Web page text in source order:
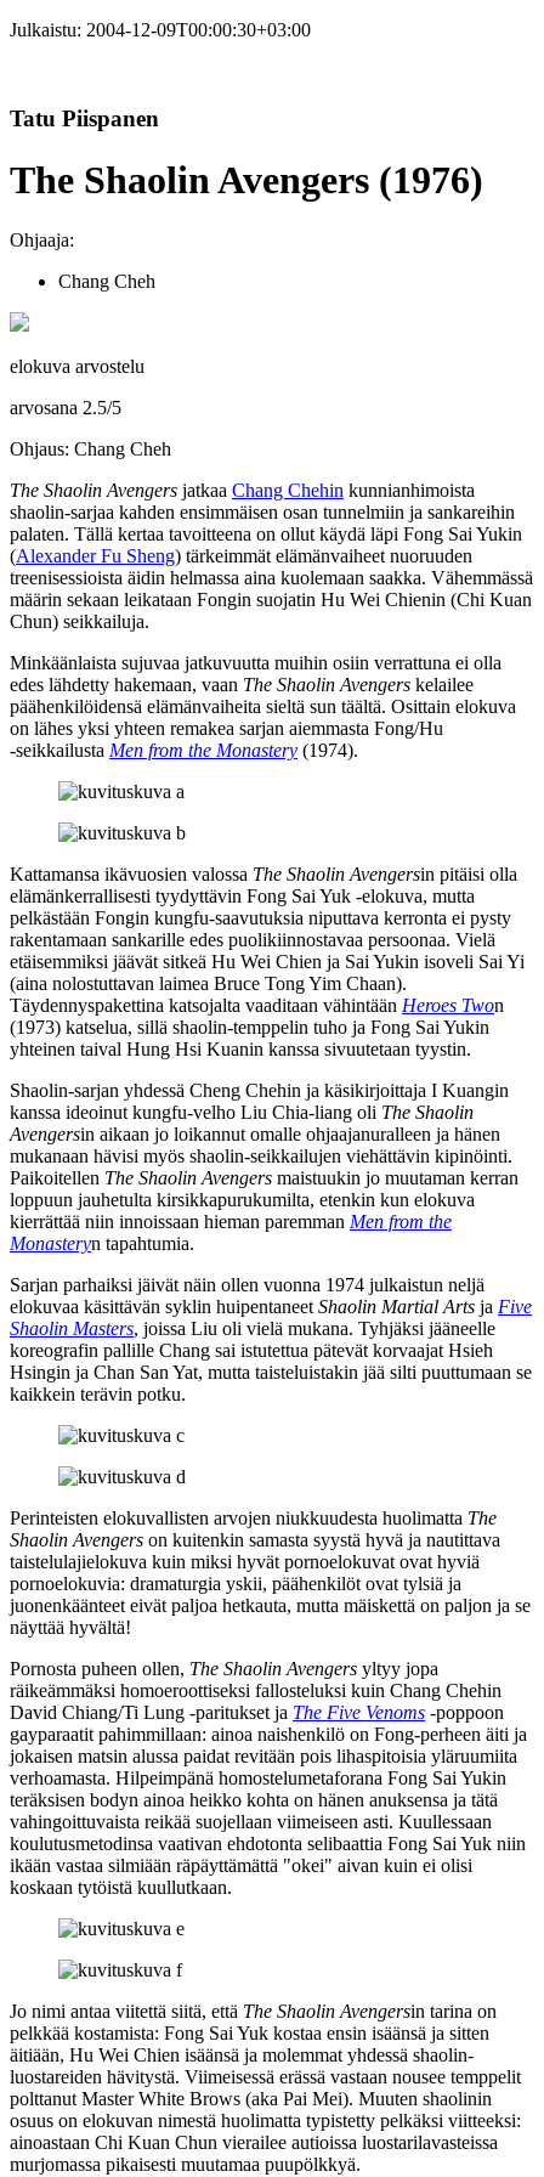
Julkaistu: 2004-12-09T00:00:30+03:00
Tatu Piispanen
The Shaolin Avengers (1976)
Ohjaaja:
Chang Cheh
elokuva arvostelu
arvosana 2.5/5
Ohjaus: Chang Cheh
The Shaolin Avengers jatkaa Chang Chehin kunnianhimoista
shaolin-sarjaa kahden ensimmäisen osan tunnelmiin ja sankareihin
palaten. Tällä kertaa tavoitteena on ollut käydä läpi Fong Sai Yukin
(Alexander Fu Sheng) tärkeimmät elämänvaiheet nuoruuden
treenisessioista äidin helmassa aina kuolemaan saakka. Vähemmässä
määrin sekaan leikataan Fongin suojatin Hu Wei Chienin (Chi Kuan
Chun) seikkailuja.
Minkäänlaista sujuvaa jatkuvuutta muihin osiin verrattuna ei olla
edes lähdetty hakemaan, vaan The Shaolin Avengers kelailee
päähenkilöidensä elämänvaiheita sieltä sun täältä. Osittain elokuva
on lähes yksi yhteen remakea sarjan aiemmasta Fong/Hu
‑seikkailusta Men from the Monastery (1974).
Kattamansa ikävuosien valossa The Shaolin Avengersin pitäisi olla
elämänkerrallisesti tyydyttävin Fong Sai Yuk ‑elokuva, mutta
pelkästään Fongin kungfu-saavutuksia niputtava kerronta ei pysty
rakentamaan sankarille edes puolikiinnostavaa persoonaa. Vielä
etäisemmiksi jäävät sitkeä Hu Wei Chien ja Sai Yukin isoveli Sai Yi
(aina nolostuttavan laimea Bruce Tong Yim Chaan).
Täydennyspakettina katsojalta vaaditaan vähintään Heroes Twon
(1973) katselua, sillä shaolin-temppelin tuho ja Fong Sai Yukin
yhteinen taival Hung Hsi Kuanin kanssa sivuutetaan tyystin.
Shaolin-sarjan yhdessä Cheng Chehin ja käsikirjoittaja I Kuangin
kanssa ideoinut kungfu-velho Liu Chia-liang oli The Shaolin
Avengersin aikaan jo loikannut omalle ohjaajanuralleen ja hänen
mukanaan hävisi myös shaolin-seikkailujen viehättävin kipinöinti.
Paikoitellen The Shaolin Avengers maistuukin jo muutaman kerran
loppuun jauhetulta kirsikkapurukumilta, etenkin kun elokuva
kierrättää niin innoissaan hieman paremman Men from the
Monasteryn tapahtumia.
Sarjan parhaiksi jäivät näin ollen vuonna 1974 julkaistun neljä
elokuvaa käsittävän syklin huipentaneet Shaolin Martial Arts ja Five
Shaolin Masters, joissa Liu oli vielä mukana. Tyhjäksi jääneelle
koreografin pallille Chang sai istutettua pätevät korvaajat Hsieh
Hsingin ja Chan San Yat, mutta taisteluistakin jää silti puuttumaan se
kaikkein terävin potku.
Perinteisten elokuvallisten arvojen niukkuudesta huolimatta The
Shaolin Avengers on kuitenkin samasta syystä hyvä ja nautittava
taistelulajielokuva kuin miksi hyvät pornoelokuvat ovat hyviä
pornoelokuvia: dramaturgia yskii, päähenkilöt ovat tylsiä ja
juonenkäänteet eivät paljoa hetkauta, mutta mäiskettä on paljon ja se
näyttää hyvältä!
Pornosta puheen ollen, The Shaolin Avengers yltyy jopa
räikeämmäksi homoeroottiseksi fallosteluksi kuin Chang Chehin
David Chiang/Ti Lung ‑paritukset ja The Five Venoms ‑poppoon
gayparaatit pahimmillaan: ainoa naishenkilö on Fong-perheen äiti ja
jokaisen matsin alussa paidat revitään pois lihaspitoisia yläruumiita
verhoamasta. Hilpeimpänä homostelumetaforana Fong Sai Yukin
teräksisen bodyn ainoa heikko kohta on hänen anuksensa ja tätä
vahingoittuvaista reikää suojellaan viimeiseen asti. Kuullessaan
koulutusmetodinsa vaativan ehdotonta selibaattia Fong Sai Yuk niin
ikään vastaa silmiään räpäyttämättä "okei" aivan kuin ei olisi
koskaan tytöistä kuullutkaan.
Jo nimi antaa viitettä siitä, että The Shaolin Avengersin tarina on
pelkkää kostamista: Fong Sai Yuk kostaa ensin isäänsä ja sitten
äitiään, Hu Wei Chien isäänsä ja molemmat yhdessä shaolin-
luostareiden hävitystä. Viimeisessä erässä vastaan nousee temppelit
polttanut Master White Brows (aka Pai Mei). Muuten shaolinin
osuus on elokuvan nimestä huolimatta typistetty pelkäksi viitteeksi:
ainoastaan Chi Kuan Chun vierailee autioissa luostarilavasteissa
murjomassa pikaisesti muutamaa puupölkkyä.